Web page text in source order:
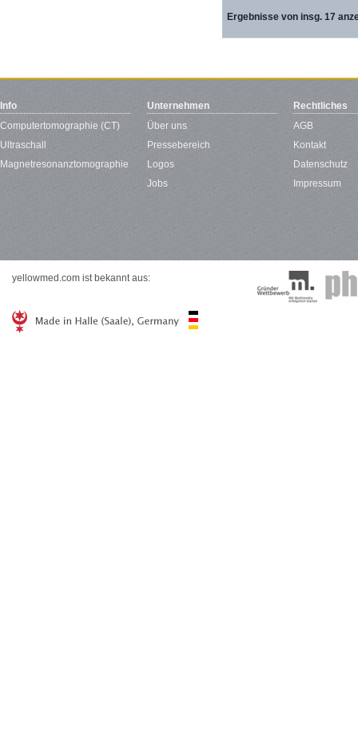
Ergebnisse von insg. 17
Info
Computertomographie (CT)
Ultraschall
Magnetresonanztomographie
Unternehmen
Über uns
Pressebereich
Logos
Jobs
Rechtliches
AGB
Kontakt
Datenschutz
Impressum
yellowmed.com ist bekannt aus: